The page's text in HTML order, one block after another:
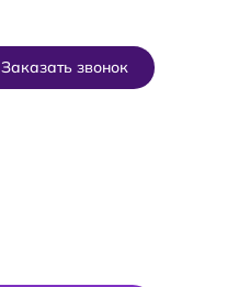
Заказать звонок